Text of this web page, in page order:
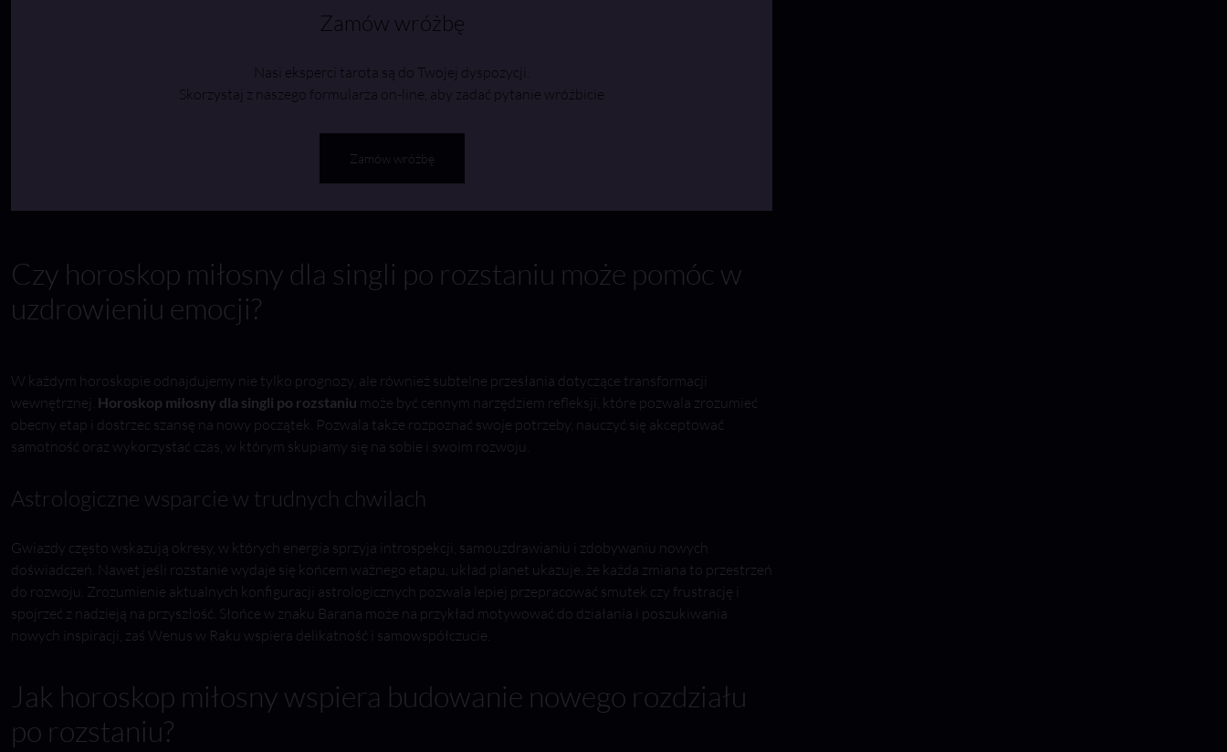
Zamów wróżbę
Nasi eksperci tarota są do Twojej dyspozycji.
Skorzystaj z naszego formularza on-line, aby zadać pytanie wróżbicie
Zamów wróżbę
Czy horoskop miłosny dla singli po rozstaniu może pomóc w
uzdrowieniu emocji?
W każdym horoskopie odnajdujemy nie tylko prognozy, ale również subtelne przesłania dotyczące transformacji
wewnętrznej. Horoskop miłosny dla singli po rozstaniu może być cennym narzędziem refleksji, które pozwala zrozumieć
obecny etap i dostrzec szansę na nowy początek. Pozwala także rozpoznać swoje potrzeby, nauczyć się akceptować
samotność oraz wykorzystać czas, w którym skupiamy się na sobie i swoim rozwoju.
Astrologiczne wsparcie w trudnych chwilach
Gwiazdy często wskazują okresy, w których energia sprzyja introspekcji, samouzdrawianiu i zdobywaniu nowych
doświadczeń. Nawet jeśli rozstanie wydaje się końcem ważnego etapu, układ planet ukazuje, że każda zmiana to przestrzeń
do rozwoju. Zrozumienie aktualnych konfiguracji astrologicznych pozwala lepiej przepracować smutek czy frustrację i
spojrzeć z nadzieją na przyszłość. Słońce w znaku Barana może na przykład motywować do działania i poszukiwania
nowych inspiracji, zaś Wenus w Raku wspiera delikatność i samowspółczucie.
Jak horoskop miłosny wspiera budowanie nowego rozdziału
po rozstaniu?